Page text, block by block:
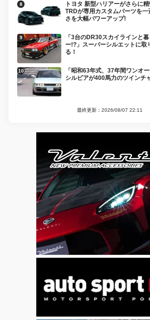
トヨタ 新型ハリアーがさらに
TRDが専用カスタムパーツを一
さを大幅パワーアップ!
「3台のDR30スカイラインと
ー!?」スーパーシルエットに取
る！
「昭和63年式、37年間ワンオ
シルビアが400馬力のツインチ
最終更新：2026/08/07 22:11